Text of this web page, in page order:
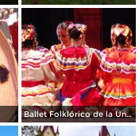
Ballet Folklórico de la Universidad de Colima